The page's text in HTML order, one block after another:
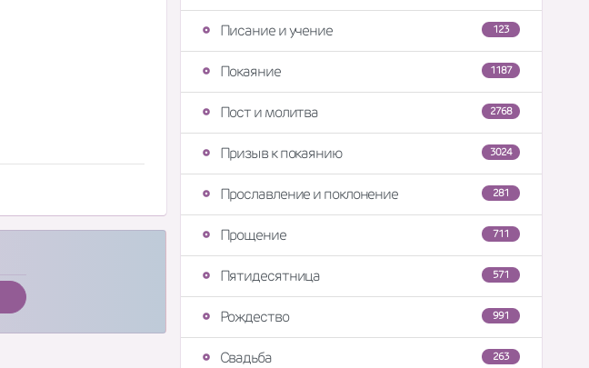
123
Писание и учение
1187
Покаяние
2768
Пост и молитва
3024
Призыв к покаянию
281
Прославление и поклонение
711
Прощение
571
Пятидесятница
991
Рождество
263
Свадьба